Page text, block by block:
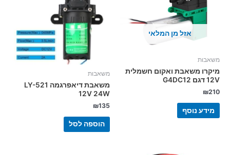
אזל מן המלאי
משאבות
מיקרו משאבת ואקום חשמלית
12V דגם G4DC12
₪210
מידע נוסף
משאבות
משאבת דיאפרגמה LY-521
12V 24W
₪135
הוספה לסל